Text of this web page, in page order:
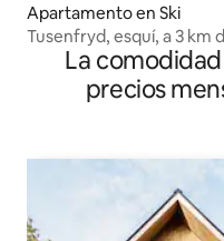
Apartamento en Ski
Tusenfryd, esquí, a 3 km
La
precios